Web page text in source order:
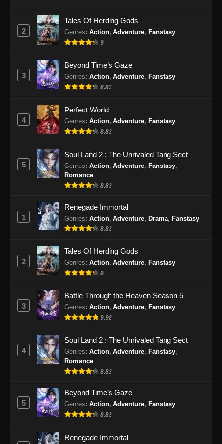
2024
100.000 Years of Refining Qi Episode
Eps 164 - 100.000 Years of Refining Qi
Episode 164 Subtitle Indonesia - September 8,
2024
100.000 Years of Refining Qi Episode
165 Subtitle Indonesia
Eps 165 - 100.000 Years of Refining Qi
10, 2024
100.000 Years of Refining Qi Episode
166 Subtitle Indonesia
Episode 166 Subtitle Indonesia - September
167 Subtitle Indonesia
Eps 167 - 100.000 Years of Refining Qi
17, 2024
100.000 Years of Refining Qi Episode
Eps 168 - 100.000 Years of Refining Qi
Episode 168 Subtitle Indonesia - September
21, 2024
169 Subtitle Indonesia
Eps 169 - 100.000 Years of Refining Qi
Episode 169 Subtitle Indonesia - September
2
Tales Of Herding Gods
Genres: Action, Adventure, Fanstasy
9
3
Beyond Time’s Gaze
Genres: Action, Adventure, Fanstasy
8.83
4
Perfect World
Genres: Action, Adventure, Fanstasy
8.83
5
Soul Land 2 : The Unrivaled Tang Sect
Genres: Action, Adventure, Fanstasy,
Romance
8.83
1
Renegade Immortal
Genres: Action, Adventure, Drama, Fanstasy
8.83
2
Tales Of Herding Gods
Genres: Action, Adventure, Fanstasy
9
3
Battle Through the Heaven Season 5
Genres: Action, Adventure, Fanstasy
9.98
4
Soul Land 2 : The Unrivaled Tang Sect
Genres: Action, Adventure, Fanstasy,
Romance
8.83
5
Beyond Time’s Gaze
Genres: Action, Adventure, Fanstasy
8.83
Renegade Immortal